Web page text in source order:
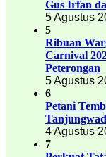
Gus Irfan
5 Agustus
5
Ribuan
Carnival
Peterongan
5 Agustus
6
Petani
4 Agustus
7